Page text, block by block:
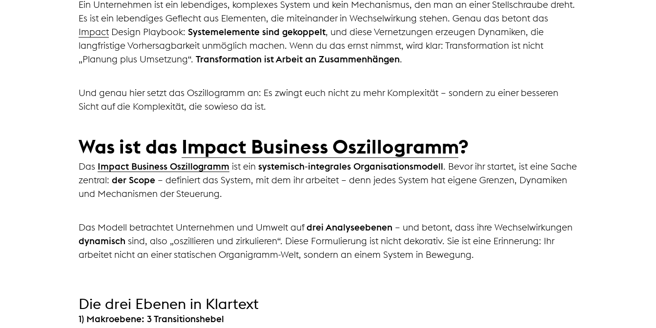
Ein Unternehmen ist ein lebendiges, komplexes System und kein Mechanismus, den man an einer Stellschraube dreht.
Es ist ein lebendiges Geflecht aus Elementen, die miteinander in Wechselwirkung stehen. Genau das betont das
Impact Design Playbook:Systemelemente sind gekoppelt, und diese Vernetzungen erzeugen Dynamiken, die
langfristige Vorhersagbarkeit unmöglich machen. Wenn du das ernst nimmst, wird klar: Transformation ist nicht
„Planung plus Umsetzung“.Transformation ist Arbeit an Zusammenhängen.
Und genau hier setzt das Oszillogramm an: Es zwingt euch nicht zu mehr Komplexität – sondern zu einer besseren
Sicht auf die Komplexität, die sowieso da ist.
Was ist das Impact Business Oszillogramm?
Das Impact Business Oszillogramm ist einsystemisch‑integrales Organisationsmodell . Bevor ihr startet, ist eine Sache
zentral:der Scope – definiert das System, mit dem ihr arbeitet – denn jedes System hat eigene Grenzen, Dynamiken
und Mechanismen der Steuerung.
Das Modell betrachtet Unternehmen und Umwelt aufdrei Analyseebenen – und betont, dass ihre Wechselwirkungen
dynamisch sind, also „oszillieren und zirkulieren“. Diese Formulierung ist nicht dekorativ. Sie ist eine Erinnerung: Ihr
arbeitet nicht an einer statischen Organigramm‑Welt, sondern an einem System in Bewegung.
Die drei Ebenen in Klartext
1) Makroebene: 3 Transitionshebel